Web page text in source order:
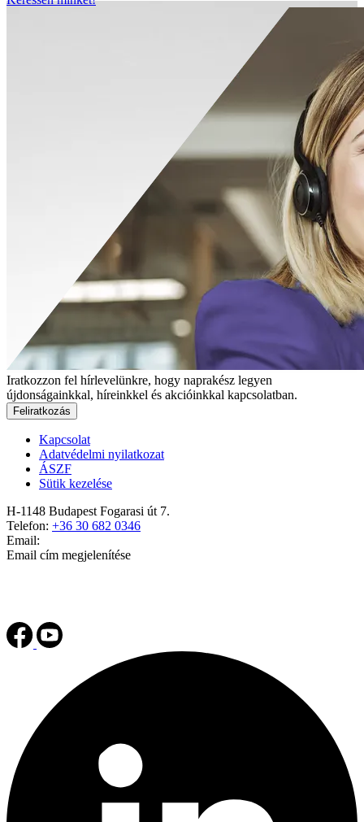
Iratkozzon fel hírlevelünkre, hogy naprakész legyen
újdonságainkkal, híreinkkel és akcióinkkal kapcsolatban.
Feliratkozás
Kapcsolat
Adatvédelmi nyilatkozat
ÁSZF
Sütik kezelése
H-1148 Budapest Fogarasi út 7.
Telefon: +36 30 682 0346
Email:
Email cím megjelenítése